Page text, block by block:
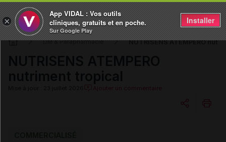
DM & Parapharmacie NUTRISENS ATEMPERO
Ajouter un commentaire
×
App VIDAL : Vos outils
cliniques, gratuits et en poche.
Sur Google Play
Installer